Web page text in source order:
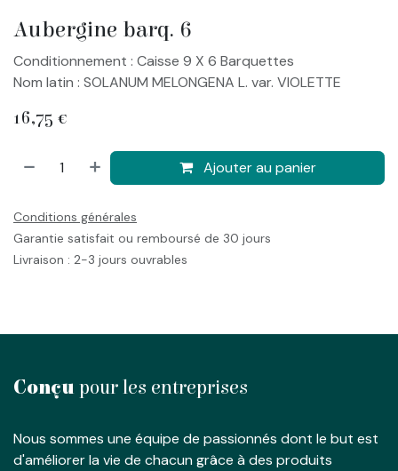
Aubergine barq. 6
Conditionnement : Caisse 9 X 6 Barquettes
Nom latin : SOLANUM MELONGENA L. var. VIOLETTE
16,75 €
Ajouter au panier
Conditions générales
Garantie satisfait ou remboursé de 30 jours
Livraison : 2-3 jours ouvrables
Conçu pour les entreprises
Nous sommes une équipe de passionnés dont le but est
d'améliorer la vie de chacun grâce à des produits